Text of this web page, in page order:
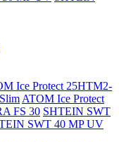
Ice Protect 25HTM2-
ATOM Ice Protect
FS 30 SHTEIN SWT
SWT 40 MP UV